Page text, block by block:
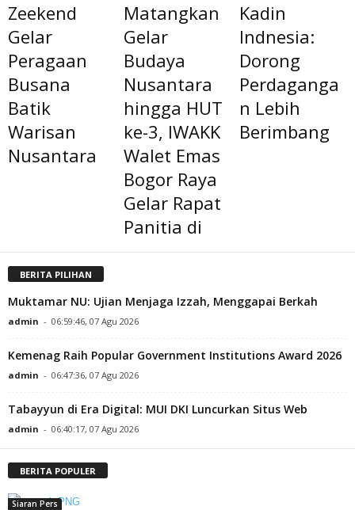
Zeekend
Gelar
Peragaan
Busana
Batik
Warisan
Nusantara
Matangkan
Gelar
Budaya
Nusantara
hingga HUT
ke-3, IWAKK
Walet Emas
Bogor Raya
Gelar Rapat
Panitia di
Kadin
Indnesia:
Dorong
Perdaganga
n Lebih
Berimbang
BERITA PILIHAN
Muktamar NU: Ujian Menjaga Izzah, Menggapai Berkah
admin - 06:59:46, 07 Agu 2026
Kemenag Raih Popular Government Institutions Award 2026
admin - 06:47:36, 07 Agu 2026
Tabayyun di Era Digital: MUI DKI Luncurkan Situs Web
admin - 06:40:17, 07 Agu 2026
BERITA POPULER
Siaran Pers